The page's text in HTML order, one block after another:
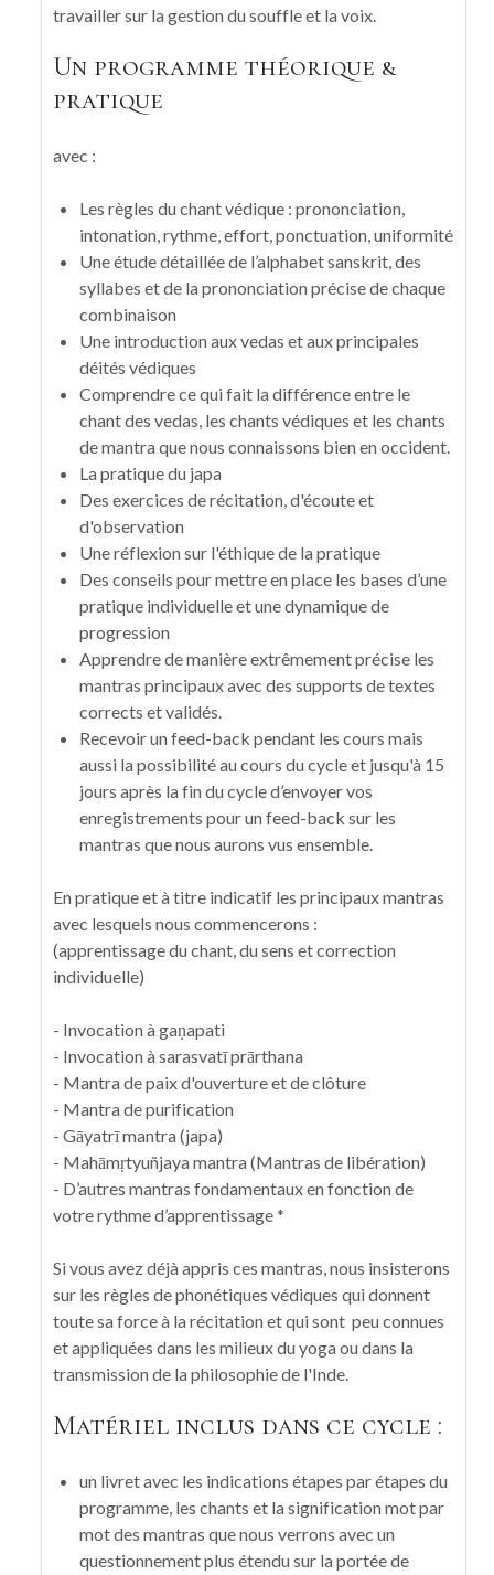
travailler sur la gestion du souffle et la voix.
Un programme théorique &
pratique
avec :
Les règles du chant védique : prononciation,
intonation, rythme, effort, ponctuation, uniformité
Une étude détaillée de l’alphabet sanskrit, des
syllabes et de la prononciation précise de chaque
combinaison
Une introduction aux vedas et aux principales
déités védiques
Comprendre ce qui fait la différence entre le
chant des vedas, les chants védiques et les chants
de mantra que nous connaissons bien en occident.
La pratique du japa
Des exercices de récitation, d'écoute et
d'observation
Une réflexion sur l'éthique de la pratique
Des conseils pour mettre en place les bases d’une
pratique individuelle et une dynamique de
progression
Apprendre de manière extrêmement précise les
mantras principaux avec des supports de textes
corrects et validés.
Recevoir un feed-back pendant les cours mais
aussi la possibilité au cours du cycle et jusqu'à 15
jours après la fin du cycle d’envoyer vos
enregistrements pour un feed-back sur les
mantras que nous aurons vus ensemble.
En pratique et à titre indicatif les principaux mantras
avec lesquels nous commencerons :
(apprentissage du chant, du sens et correction
individuelle)
- Invocation à gaṇapati
- Invocation à sarasvatī prārthana
- Mantra de paix d'ouverture et de clôture
- Mantra de purification
- Gāyatrī mantra (japa)
- Mahāmṛtyuñjaya mantra (Mantras de libération)
- D’autres mantras fondamentaux en fonction de
votre rythme d’apprentissage *
Si vous avez déjà appris ces mantras, nous insisterons
sur les règles de phonétiques védiques qui donnent
toute sa force à la récitation et qui sont peu connues
et appliquées dans les milieux du yoga ou dans la
transmission de la philosophie de l'Inde.
Matériel inclus dans ce cycle :
un livret avec les indications étapes par étapes du
programme, les chants et la signification mot par
mot des mantras que nous verrons avec un
questionnement plus étendu sur la portée de